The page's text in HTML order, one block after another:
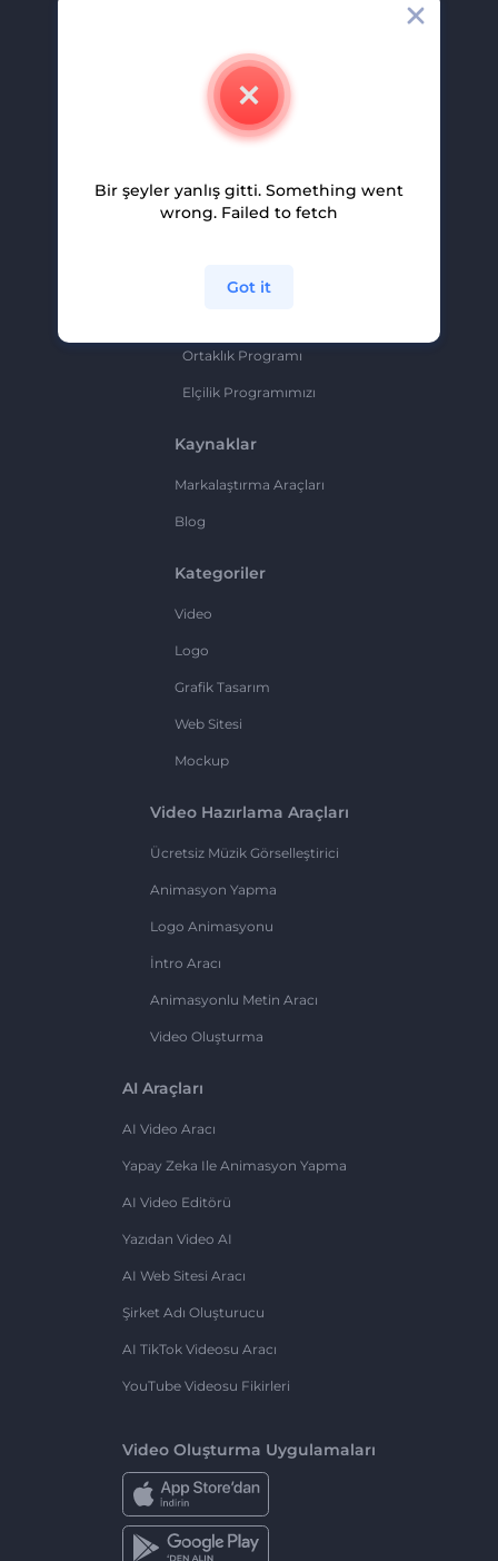
Hakkımızda
İletişim
Kariyer
Ortaklık Programı
Şartlar Ve Koşullar
Ortaklık Programı
Elçilik Programımızı
Kaynaklar
Markalaştırma Araçları
Blog
Kategoriler
Video
Logo
Grafik Tasarım
Web Sitesi
Mockup
Video Hazırlama Araçları
Ücretsiz Müzik Görselleştirici
Animasyon Yapma
Logo Animasyonu
İntro Aracı
Animasyonlu Metin Aracı
Video Oluşturma
AI Araçları
AI Video Aracı
Yapay Zeka Ile Animasyon Yapma
AI Video Editörü
Yazıdan Video AI
AI Web Sitesi Aracı
Şirket Adı Oluşturucu
AI TikTok Videosu Aracı
YouTube Videosu Fikirleri
Video Oluşturma Uygulamaları
Bir şeyler yanlış gitti. Something went
wrong. Failed to fetch
Got it